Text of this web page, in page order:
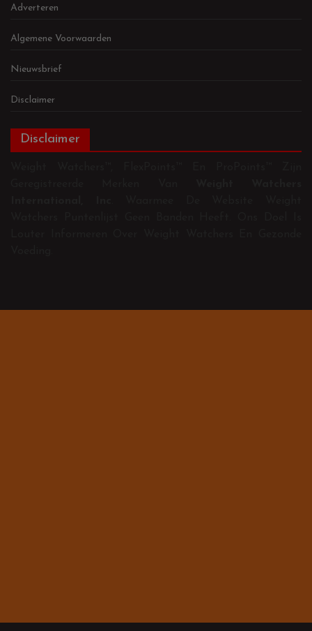
Adverteren
Algemene Voorwaarden
Nieuwsbrief
Disclaimer
Disclaimer